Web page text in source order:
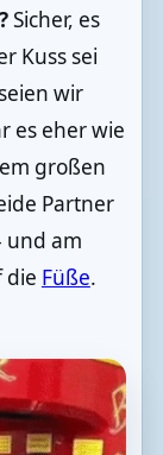
Sicher, es
Kuss sei
wir
es eher wie
großen
Partner
und am
die Füße.